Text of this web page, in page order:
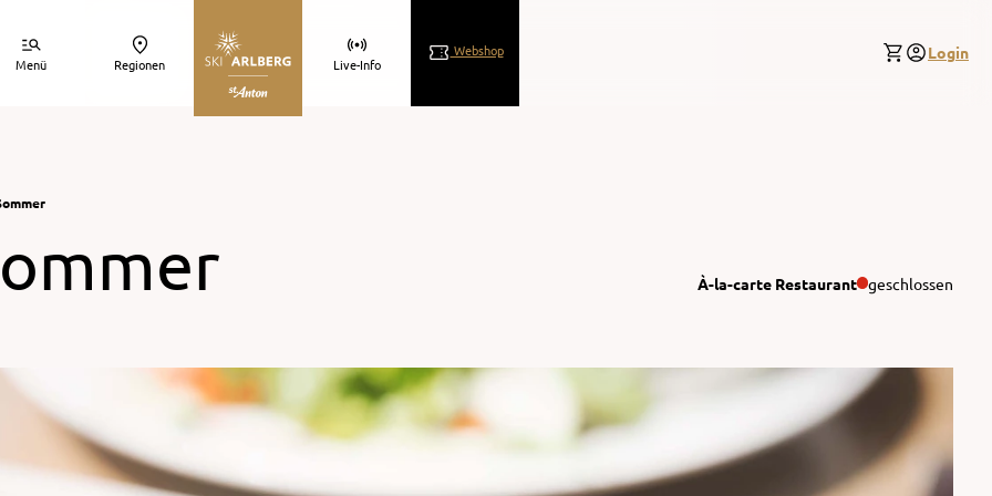
Menü Regionen Live-Info
Webshop Login
À-la-carte Restaurant geschlossen